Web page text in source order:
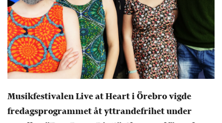
Musikfestivalen Live at Heart i Örebro vigde
fredagsprogrammet åt yttrandefrihet under